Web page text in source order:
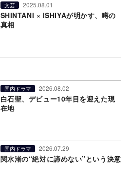
文芸 2025.08.01
SHINTANI × ISHIYAが明かす、噂の
真相
国内ドラマ 2026.08.02
白石聖、デビュー10年目を迎えた現
在地
国内ドラマ 2026.07.29
関水渚の“絶対に諦めない”という決意